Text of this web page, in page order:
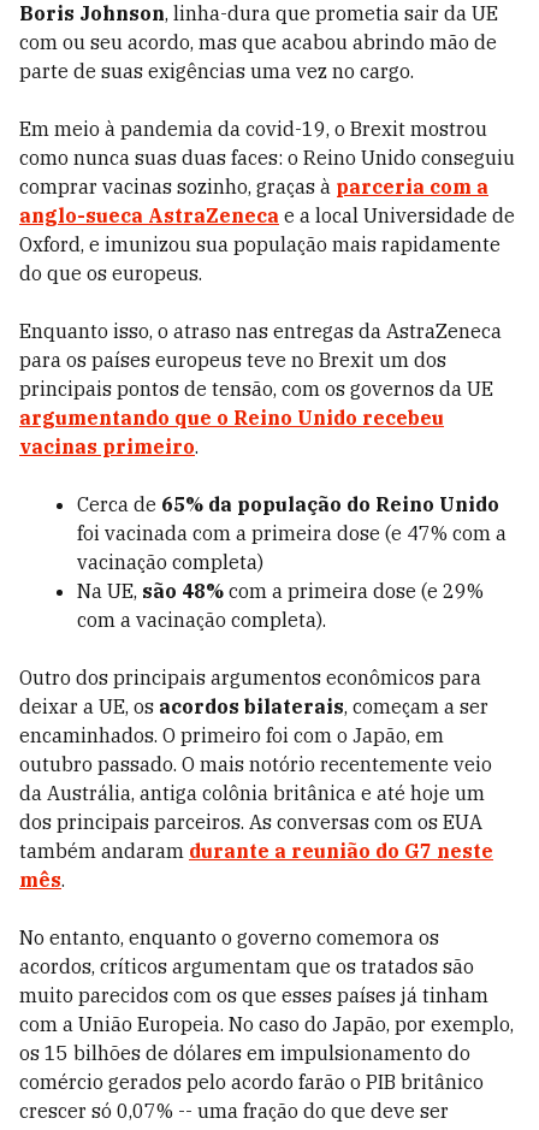
Boris Johnson, linha-dura que prometia sair da UE
com ou seu acordo, mas que acabou abrindo mão de
parte de suas exigências uma vez no cargo.
Em meio à pandemia da covid-19, o Brexit mostrou
como nunca suas duas faces: o Reino Unido conseguiu
comprar vacinas sozinho, graças à parceria com a
anglo-sueca AstraZeneca e a local Universidade de
Oxford, e imunizou sua população mais rapidamente
do que os europeus.
Enquanto isso, o atraso nas entregas da AstraZeneca
para os países europeus teve no Brexit um dos
principais pontos de tensão, com os governos da UE
argumentando que o Reino Unido recebeu
vacinas primeiro.
Cerca de 65% da população do Reino Unido
foi vacinada com a primeira dose (e 47% com a
vacinação completa)
Na UE, são 48% com a primeira dose (e 29%
com a vacinação completa).
Outro dos principais argumentos econômicos para
deixar a UE, os acordos bilaterais, começam a ser
encaminhados. O primeiro foi com o Japão, em
outubro passado. O mais notório recentemente veio
da Austrália, antiga colônia britânica e até hoje um
dos principais parceiros. As conversas com os EUA
também andaram durante a reunião do G7 neste
mês.
No entanto, enquanto o governo comemora os
acordos, críticos argumentam que os tratados são
muito parecidos com os que esses países já tinham
com a União Europeia. No caso do Japão, por exemplo,
os 15 bilhões de dólares em impulsionamento do
comércio gerados pelo acordo farão o PIB britânico
crescer só 0,07% -- uma fração do que deve ser